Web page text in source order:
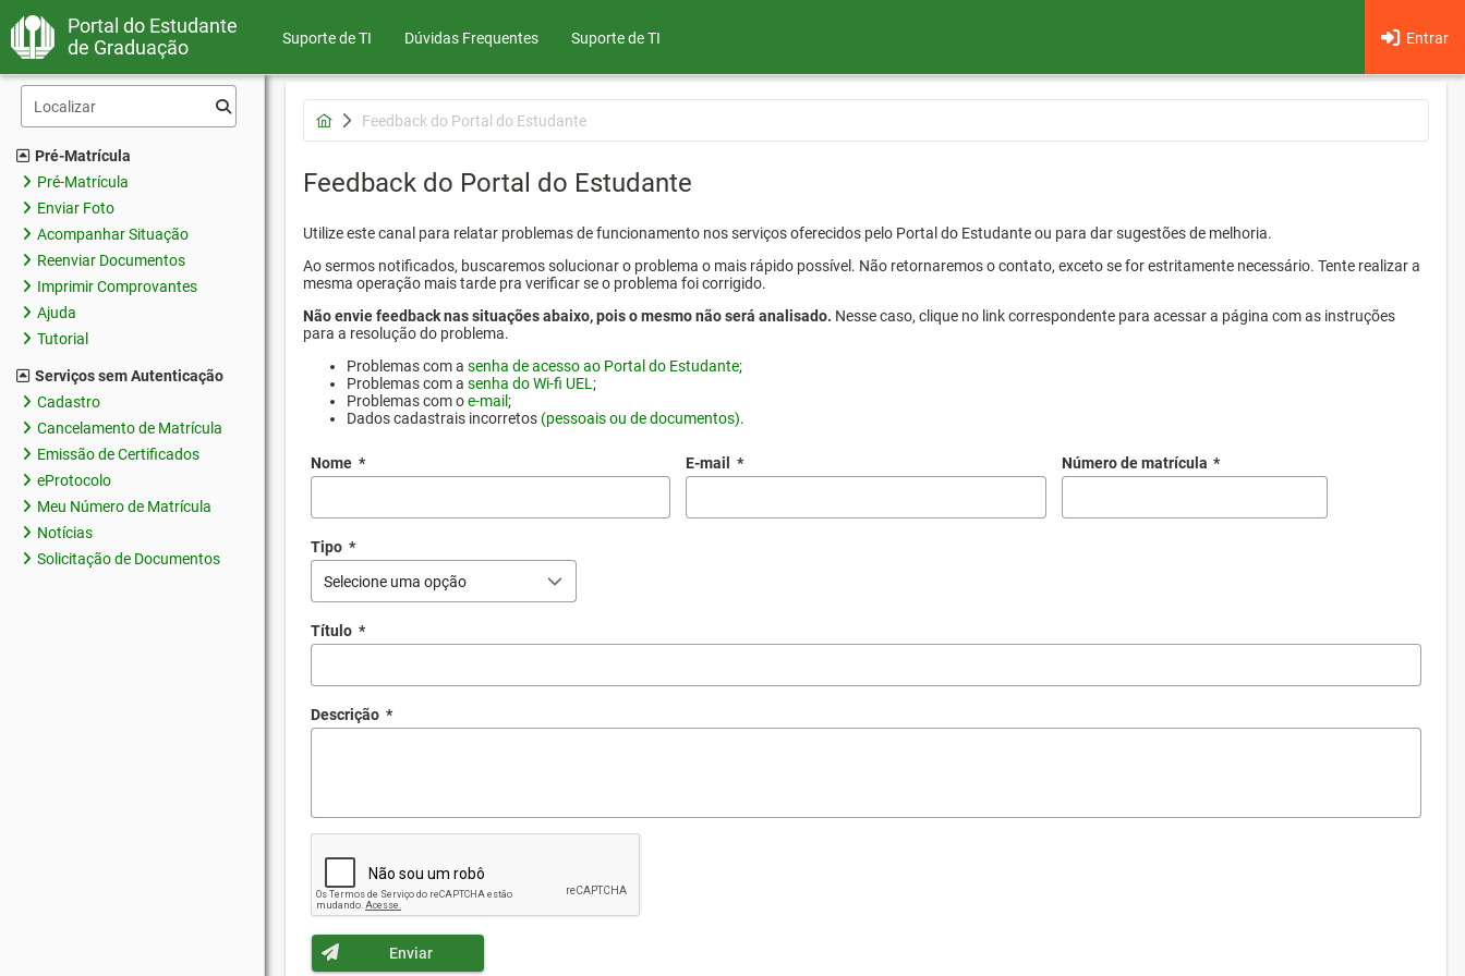
Portal do Estudante
de Graduação
Suporte de TI Dúvidas Frequentes Entrar
Suporte de TI
Pré-Matrícula
Pré-Matrícula
Enviar Foto
Acompanhar Situação
Reenviar Documentos
Imprimir Comprovantes
Ajuda
Tutorial
Serviços sem Autenticação
Cadastro
Cancelamento de Matrícula
Emissão de Certificados
eProtocolo
Meu Número de Matrícula
Notícias
Solicitação de Documentos
Feedback do Portal do Estudante
Feedback do Portal do Estudante
Utilize este canal para relatar problemas de funcionamento nos serviços oferecidos pelo Portal do Estudante ou para dar sugestões de melhoria.
Ao sermos notificados, buscaremos solucionar o problema o mais rápido possível. Não retornaremos o contato, exceto se for estritamente necessário. Tente realizar a
mesma operação mais tarde pra verificar se o problema foi corrigido.
Não envie feedback nas situações abaixo, pois o mesmo não será analisado. Nesse caso, clique no link correspondente para acessar a página com as instruções
para a resolução do problema.
Problemas com a senha de acesso ao Portal do Estudante;
Problemas com a senha do Wi-fi UEL ;
Problemas com oe-mail;
Dados cadastrais incorretos (pessoais ou de documentos).
Nome * E-mail * Número de matrícula *
Tipo *
Selecione uma opção
Título *
Descrição *
Enviar